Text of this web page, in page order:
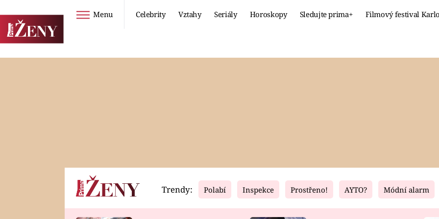
Menu Celebrity Vztahy Seriály Horoskopy Sledujte prima+ Filmový festival
Horoskopy Video Fresh Living
Trendy: Polabí Inspekce Prostřeno! AYTO? Módní alarm